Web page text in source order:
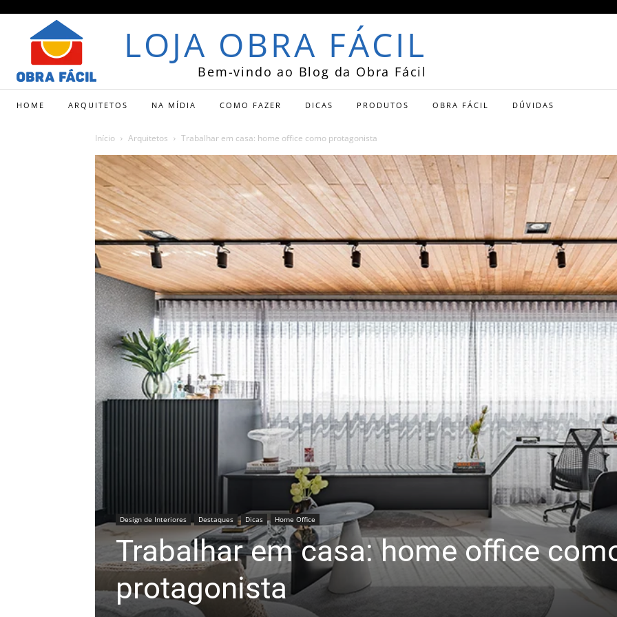
LOJA OBRA FÁCIL
Bem-vindo ao Blog da Obra Fácil
HOME ARQUITETOS NA MÍDIA COMO FAZER DICAS PRODUTOS OBRA FÁCIL DÚVIDAS
Início Arquitetos Trabalhar em casa: home office como protagonista
Design de Interiores Destaques Dicas Home Office
Trabalhar em casa: home office
protagonista